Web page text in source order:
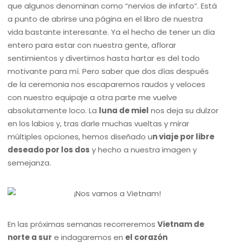
que algunos denominan como “nervios de infarto”. Está
a punto de abrirse una página en el libro de nuestra
vida bastante interesante. Ya el hecho de tener un día
entero para estar con nuestra gente, aflorar
sentimientos y divertirnos hasta hartar es del todo
motivante para mí. Pero saber que dos días después
de la ceremonia nos escaparemos raudos y veloces
con nuestro equipaje a otra parte me vuelve
absolutamente loco. La luna de miel nos deja su dulzor
en los labios y, tras darle muchas vueltas y mirar
múltiples opciones, hemos diseñado un viaje por libre
deseado por los dos y hecho a nuestra imagen y
semejanza.
En las próximas semanas recorreremos Vietnam de
norte a sur e indagaremos en el corazón